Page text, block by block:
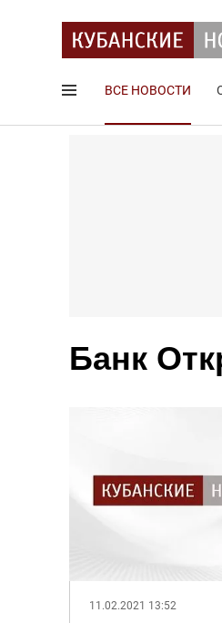
ВСЕ НОВОСТИ
Банк
11.02.2021 13:52